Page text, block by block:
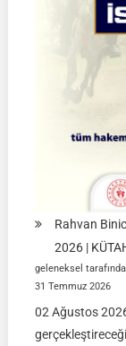
Rahvan
2026 |
geleneksel
31 Temmuz 2026
02 Ağustos